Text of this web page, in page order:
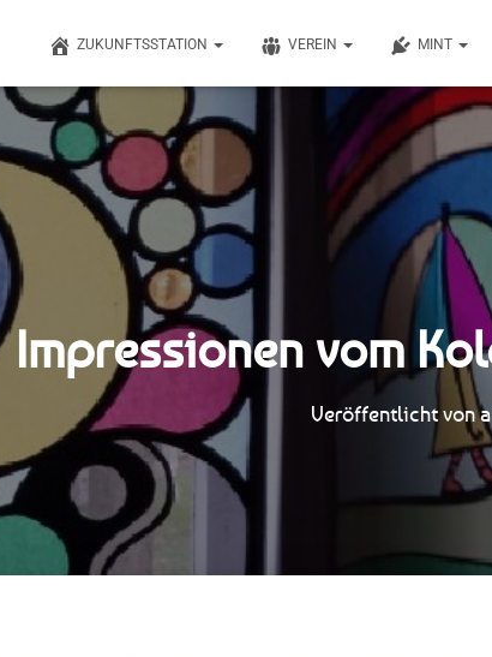
ZUKUNFTSSTATION VEREIN MINT
Impressionen vom
Veröffentlicht von